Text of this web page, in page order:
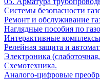
Системы безопасности
Ремонт и обслуживание
Наглядные пособия по
Интерактивные
Релейная защита и
Электроника
Схемотехника.
Аналого-цифровые